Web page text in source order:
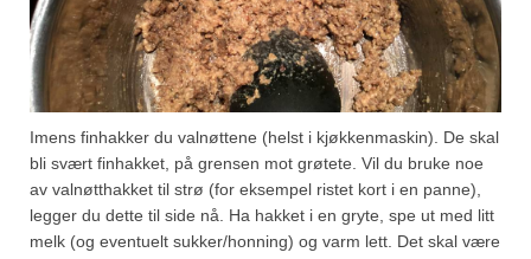
Imens finhakker du valnøttene (helst i kjøkkenmaskin). De skal
bli svært finhakket, på grensen mot grøtete. Vil du bruke noe
av valnøtthakket til strø (for eksempel ristet kort i en panne),
legger du dette til side nå. Ha hakket i en gryte, spe ut med litt
melk (og eventuelt sukker/honning) og varm lett. Det skal være